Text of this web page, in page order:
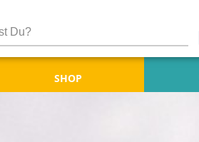
SHOP